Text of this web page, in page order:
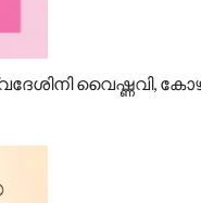
വൈഷ്ണവി,